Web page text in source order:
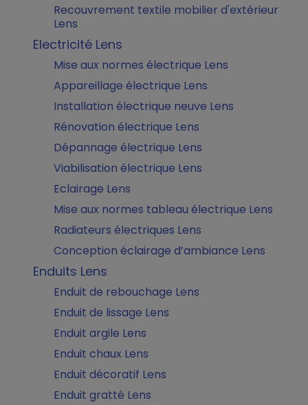
Recouvrement textile mobilier d'extérieur
Lens
Electricité Lens
Mise aux normes électrique Lens
Appareillage électrique Lens
Installation électrique neuve Lens
Rénovation électrique Lens
Dépannage électrique Lens
Viabilisation électrique Lens
Eclairage Lens
Mise aux normes tableau électrique Lens
Radiateurs électriques Lens
Conception éclairage d’ambiance Lens
Enduits Lens
Enduit de rebouchage Lens
Enduit de lissage Lens
Enduit argile Lens
Enduit chaux Lens
Enduit décoratif Lens
Enduit gratté Lens